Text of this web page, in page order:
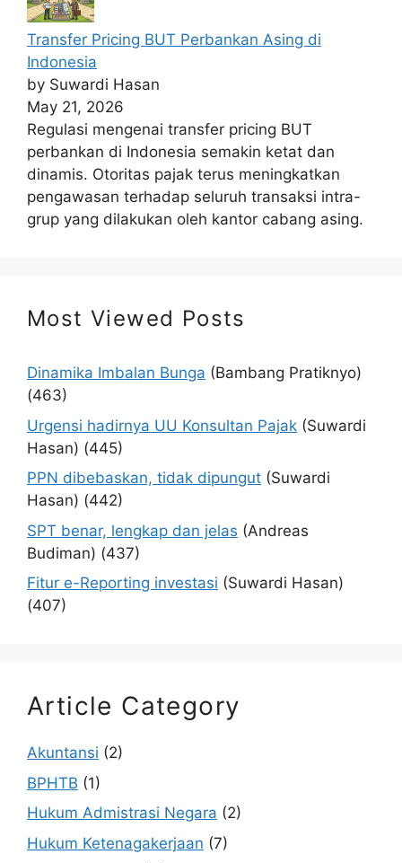
Transfer Pricing BUT Perbankan Asing di
Indonesia
by Suwardi Hasan
May 21, 2026
Regulasi mengenai transfer pricing BUT
perbankan di Indonesia semakin ketat dan
dinamis. Otoritas pajak terus meningkatkan
pengawasan terhadap seluruh transaksi intra-
grup yang dilakukan oleh kantor cabang asing.
Most Viewed Posts
Dinamika Imbalan Bunga (Bambang Pratiknyo)
(463)
Urgensi hadirnya UU Konsultan Pajak (Suwardi
Hasan) (445)
PPN dibebaskan, tidak dipungut (Suwardi
Hasan) (442)
SPT benar, lengkap dan jelas (Andreas
Budiman) (437)
Fitur e-Reporting investasi (Suwardi Hasan)
(407)
Article Category
Akuntansi (2)
BPHTB (1)
Hukum Admistrasi Negara (2)
Hukum Ketenagakerjaan (7)